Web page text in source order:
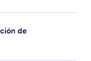
de